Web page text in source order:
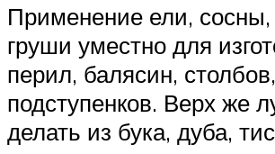
Применение ели, сосны,
груши уместно для
перил, балясин, столбов,
подступенков. Верх же
делать из бука, дуба,